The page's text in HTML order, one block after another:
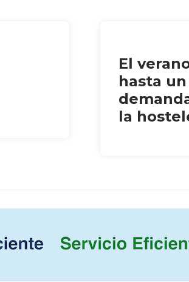
El
hasta un
la